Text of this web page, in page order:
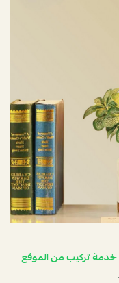
خدمة تركيب من الموقع